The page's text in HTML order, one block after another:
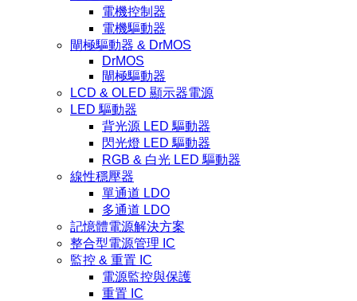
電機控制器
電機驅動器
閘極驅動器 & DrMOS
DrMOS
閘極驅動器
LCD & OLED 顯示器電源
LED 驅動器
背光源 LED 驅動器
閃光燈 LED 驅動器
RGB & 白光 LED 驅動器
線性穩壓器
單通道 LDO
多通道 LDO
記憶體電源解決方案
整合型電源管理 IC
監控 & 重置 IC
電源監控與保護
重置 IC